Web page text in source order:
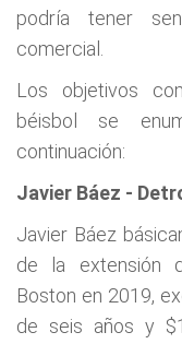
podría tener
comercial.
Los objetivos
béisbol se
continuación:
Javier Báez -
Javier Báez
de la extensión
Boston en 2019,
de seis años y